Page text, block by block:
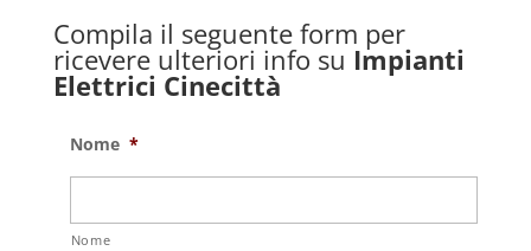
Compila il seguente form per
ricevere ulteriori info su Impianti
Elettrici Cinecittà
Nome *
Nome